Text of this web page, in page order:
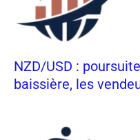
NZD/USD :
baissière, les